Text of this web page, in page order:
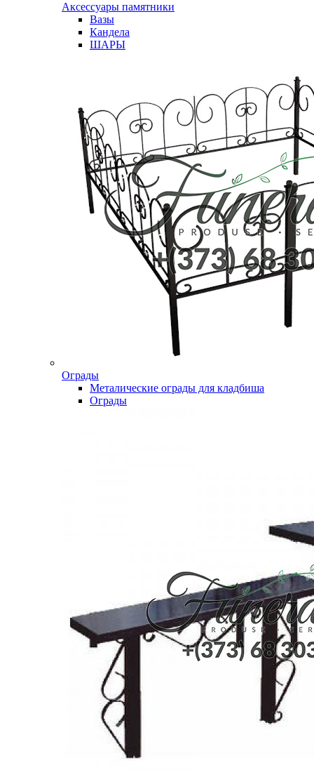
Аксессуары памятники
Вазы
Кандела
ШАРЫ
Ограды
Металические ограды для кладбиша
Ограды